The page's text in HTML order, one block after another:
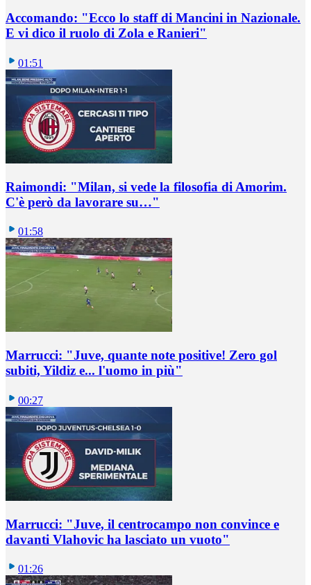
Accomando: "Ecco lo staff di Mancini in Nazionale.
E vi dico il ruolo di Zola e Ranieri"
01:51
Raimondi: "Milan, si vede la filosofia di Amorim.
C'è però da lavorare su…"
01:58
Marrucci: "Juve, quante note positive! Zero gol
subiti, Yildiz e... l'uomo in più"
00:27
Marrucci: "Juve, il centrocampo non convince e
davanti Vlahovic ha lasciato un vuoto"
01:26